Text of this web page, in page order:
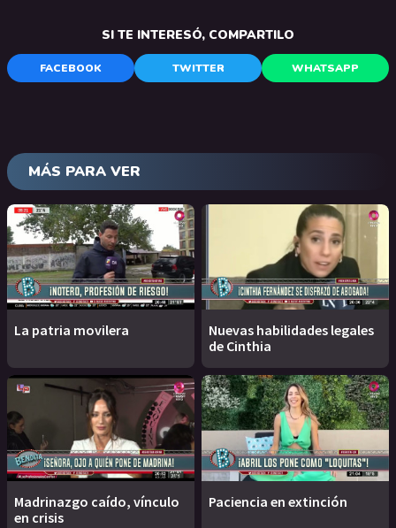
SI TE INTERESÓ, COMPARTILO
FACEBOOK TWITTER WHATSAPP
MÁS PARA VER
La patria movilera
Nuevas habilidades legales
de Cinthia
Madrinazgo caído, vínculo
en crisis
Paciencia en extinción